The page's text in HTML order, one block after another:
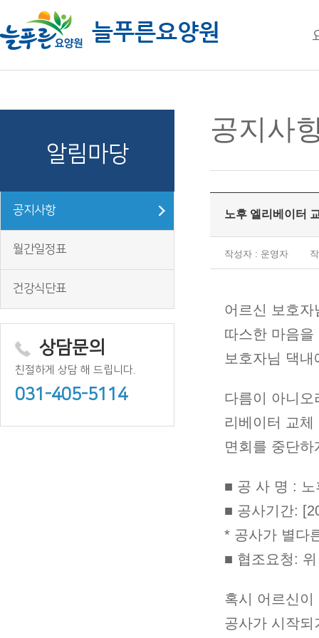
알림마당
공지사항
월간일정표
건강식단표
상담문의
친절하게 상담 해 드립니다.
031-405-5114
공지사
노후 엘리베이터
작성자 : 운영자
어르신 보호
따스한 마음
보호자님 댁
다름이 아니
리베이터 교
면회를 중단
■ 공 사 명 :
■ 공사기간:
* 공사가 별다
■ 협조요청:
혹시 어르신
공사가 시작